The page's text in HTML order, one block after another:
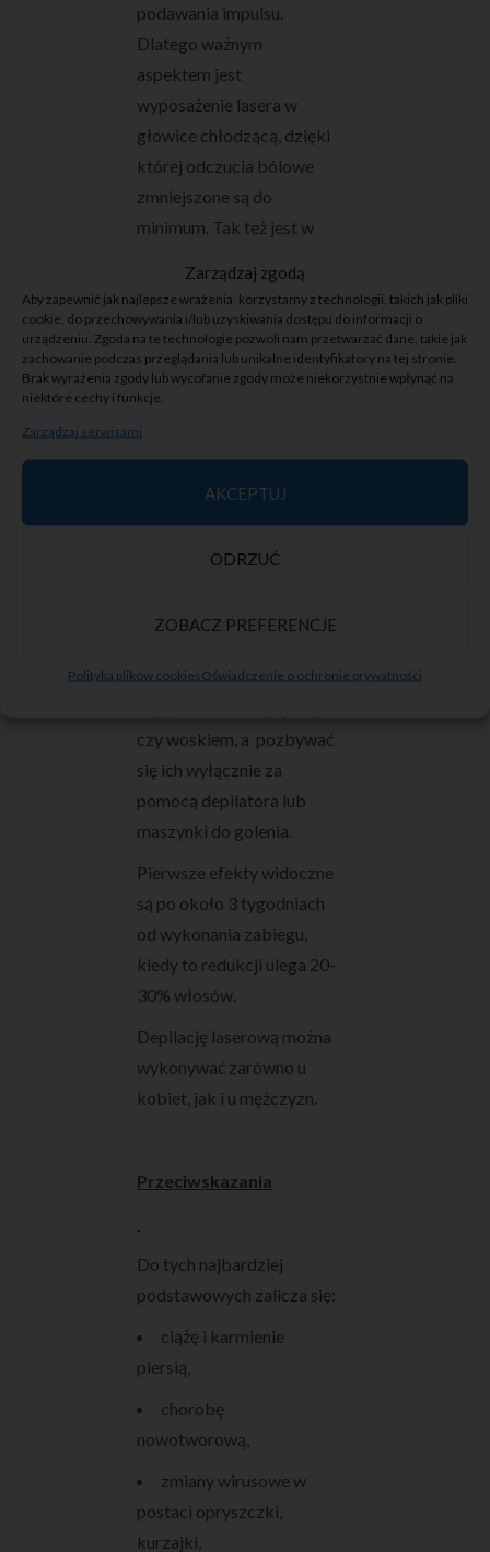
Zarządzaj zgodą
Aby zapewnić jak najlepsze wrażenia, korzystamy z technologii, takich jak pliki
cookie, do przechowywania i/lub uzyskiwania dostępu do informacji o
urządzeniu. Zgoda na te technologie pozwoli nam przetwarzać dane, takie jak
zachowanie podczas przeglądania lub unikalne identyfikatory na tej stronie.
Brak wyrażenia zgody lub wycofanie zgody może niekorzystnie wpłynąć na
niektóre cechy i funkcje.
Zarządzaj serwisami
AKCEPTUJ
ODRZUĆ
ZOBACZ PREFERENCJE
Polityka plików cookiesOświadczenie o ochronie prywatności
podawania impulsu.
Dlatego ważnym
aspektem jest
wyposażenie lasera w
głowice chłodzącą, dzięki
której odczucia bólowe
zmniejszone są do
minimum. Tak też jest w
którym pracujemy w
naszym gabinecie.
Asclepion® MedioStar
NeXTzawiera ogniwo
chłodzące obszar
zabiegowy, które
komfort bezbolesnej
Warto pamiętać również,
zabiegiem nie należy
czy woskiem, a pozbywać
się ich wyłącznie za
pomocą depilatora lub
maszynki do golenia.
Pierwsze efekty widoczne
są po około 3 tygodniach
od wykonania zabiegu,
kiedy to redukcji ulega 20-
30% włosów.
Depilację laserową można
wykonywać zarówno u
kobiet, jak i u mężczyzn.
Przeciwskazania
Do tych najbardziej
podstawowych zalicza się:
ciążę i karmienie
piersią,
chorobę
nowotworową,
zmiany wirusowe w
postaci opryszczki,
kurzajki,